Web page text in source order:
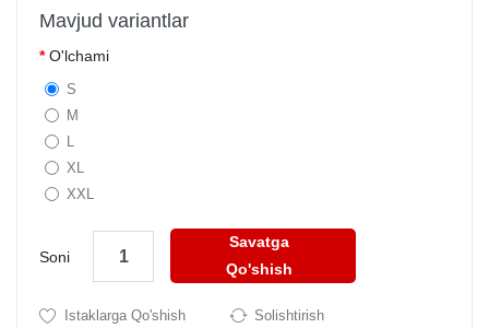
Mavjud variantlar
O'lchami
S
M
L
XL
XXL
Soni
Savatga
Qo'shish
Istaklarga Qo'shish Solishtirish